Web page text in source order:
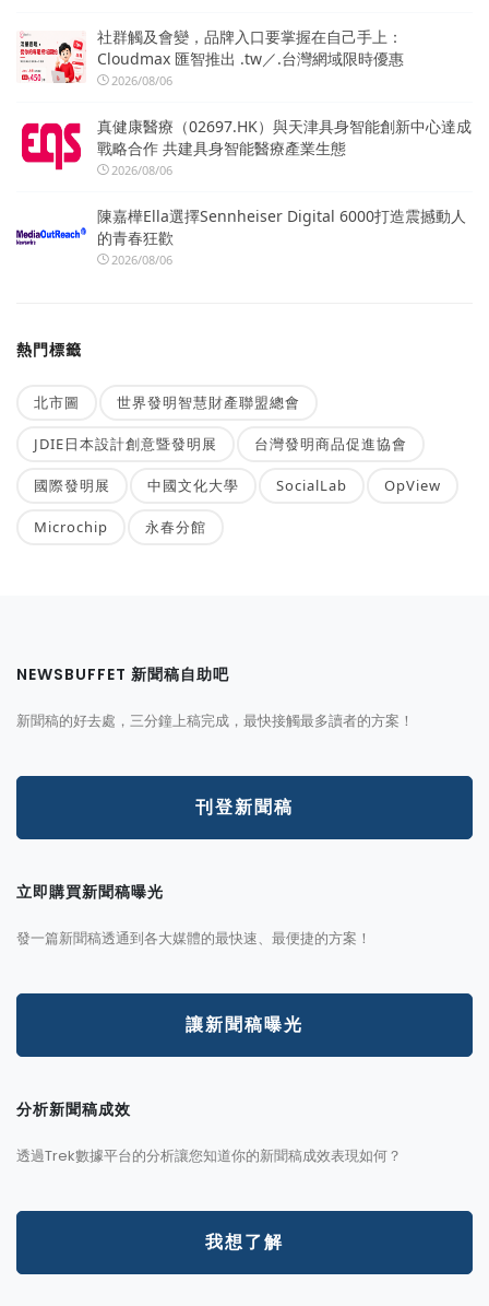
社群觸及會變，品牌入口要掌握在自己手上：
Cloudmax 匯智推出 .tw／.台灣網域限時優惠
2026/08/06
真健康醫療（02697.HK）與天津具身智能創新中心達成
戰略合作 共建具身智能醫療產業生態
2026/08/06
陳嘉樺Ella選擇Sennheiser Digital 6000打造震撼動人
的青春狂歡
2026/08/06
熱門標籤
北市圖 世界發明智慧財產聯盟總會
JDIE日本設計創意暨發明展 台灣發明商品促進協會
國際發明展 中國文化大學 SocialLab OpView
Microchip 永春分館
NEWSBUFFET 新聞稿自助吧
新聞稿的好去處，三分鐘上稿完成，最快接觸最多讀者的方案！
刊登新聞稿
立即購買新聞稿曝光
發一篇新聞稿透通到各大媒體的最快速、最便捷的方案！
讓新聞稿曝光
分析新聞稿成效
透過Trek數據平台的分析讓您知道你的新聞稿成效表現如何？
我想了解